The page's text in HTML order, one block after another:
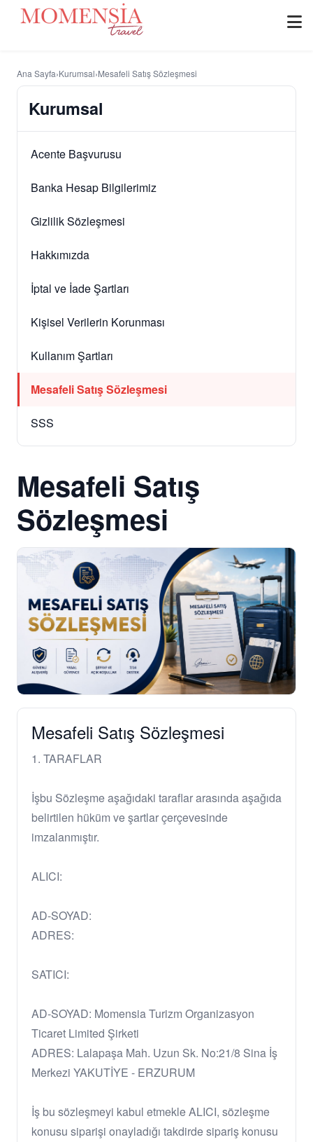
Ana Sayfa›Kurumsal›Mesafeli Satış Sözleşmesi
Kurumsal
Acente Başvurusu
Banka Hesap Bilgilerimiz
Gizlilik Sözleşmesi
Hakkımızda
İptal ve İade Şartları
Kişisel Verilerin Korunması
Kullanım Şartları
Mesafeli Satış Sözleşmesi
SSS
Mesafeli Satış
Sözleşmesi
Mesafeli Satış Sözleşmesi
1. TARAFLAR
İşbu Sözleşme aşağıdaki taraflar arasında aşağıda
belirtilen hüküm ve şartlar çerçevesinde
imzalanmıştır.
ALICI:
AD-SOYAD:
ADRES:
SATICI:
AD-SOYAD: Momensia Turizm Organizasyon
Ticaret Limited Şirketi
ADRES: Lalapaşa Mah. Uzun Sk. No:21/8 Sina İş
Merkezi YAKUTİYE - ERZURUM
İş bu sözleşmeyi kabul etmekle ALICI, sözleşme
konusu siparişi onayladığı takdirde sipariş konusu